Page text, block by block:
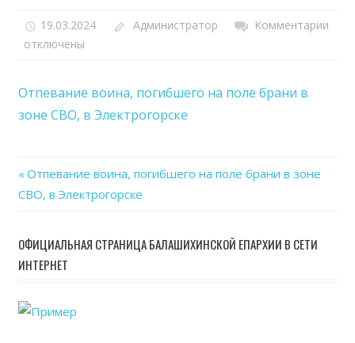
19.03.2024 Администратор Комментарии
отключены
Отпевание воина, погибшего на поле брани в
зоне СВО, в Электрогорске
Навигация
записям
Previous
Post:
Отпевание воина, погибшего на поле брани в зоне
СВО, в Электрогорске
ОФИЦИАЛЬНАЯ СТРАНИЦА БАЛАШИХИНСКОЙ ЕПАРХИИ В СЕТИ
ИНТЕРНЕТ